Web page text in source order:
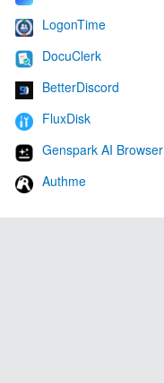
LogonTime
DocuClerk
BetterDiscord
FluxDisk
Genspark AI Browser
Authme